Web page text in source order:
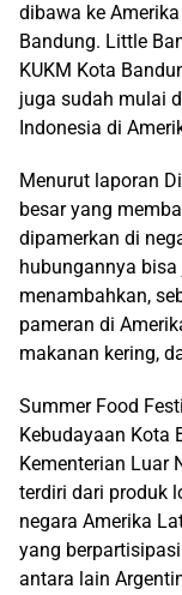
dibawa ke
Bandung. Little
KUKM Kota
juga sudah mulai
Indonesia di
Menurut laporan
besar yang
dipamerkan di
hubungannya bisa
menambahkan,
pameran di
makanan kering,
Summer Food
Kebudayaan Kota
Kementerian Luar
terdiri dari produk
negara Amerika
yang
antara lain